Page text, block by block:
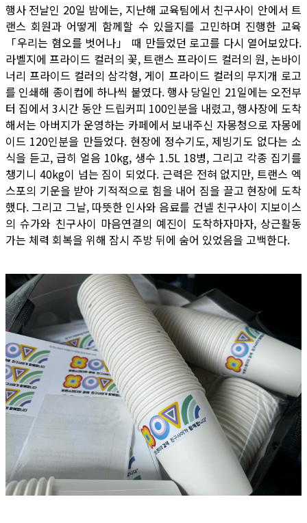
행사 전날인 20일 밤에는, 지난해 교육팀에서 친구사이 안에서 트
랜스 회원과 어떻게 함께할 수 있을지를 고민하며 진행한 교육
「우리는 혐오를 벗어나」 때 만들었던 로고를 다시 열어보았다.
라벨지에 프라이드 컬러의 꽃, 트랜스 프라이드 컬러의 원, 논바이
너리 프라이드 컬러의 삼각형, 게이 프라이드 컬러의 무지개 로고
를 인쇄해 종이컵에 하나씩 붙였다. 행사 당일인 21일에는 오전부
터 집에서 3시간 동안 드립커피 100인분을 내렸고, 행사장에 도착
해서는 아버지가 운영하는 카페에서 보내주신 자몽청으로 자몽에
이드 120인분을 만들었다. 현장에 정수기도, 제빙기도 없다는 소
식을 듣고, 급히 얼음 10kg, 생수 1.5L 18병, 그리고 각종 집기를
챙기니 40kg이 넘는 짐이 되었다. 근력은 전혀 없지만, 트랜스 엑
스포의 기운을 받아 기적적으로 힘을 내어 짐을 끌고 현장에 도착
했다. 그리고 그날, 따뜻한 인사와 음료를 건넬 친구사이 지보이스
의 슈가와 친구사이 마음연결의 예진이 도착하자마자, 상근활동
가는 체력 회복을 위해 잠시 주방 뒤에 숨어 있었음을 고백한다.